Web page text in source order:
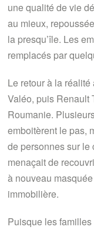
une qualité de vie
au mieux,
la presqu’île. Les
remplacés par
Le retour à la
Valéo, puis Renault
Roumanie.
emboitèrent le pas,
de personnes sur le
menaçait de
à nouveau
immobilière.
Puisque les